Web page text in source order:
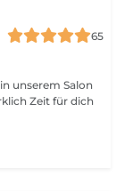
65
unserem Salon
Zeit für dich